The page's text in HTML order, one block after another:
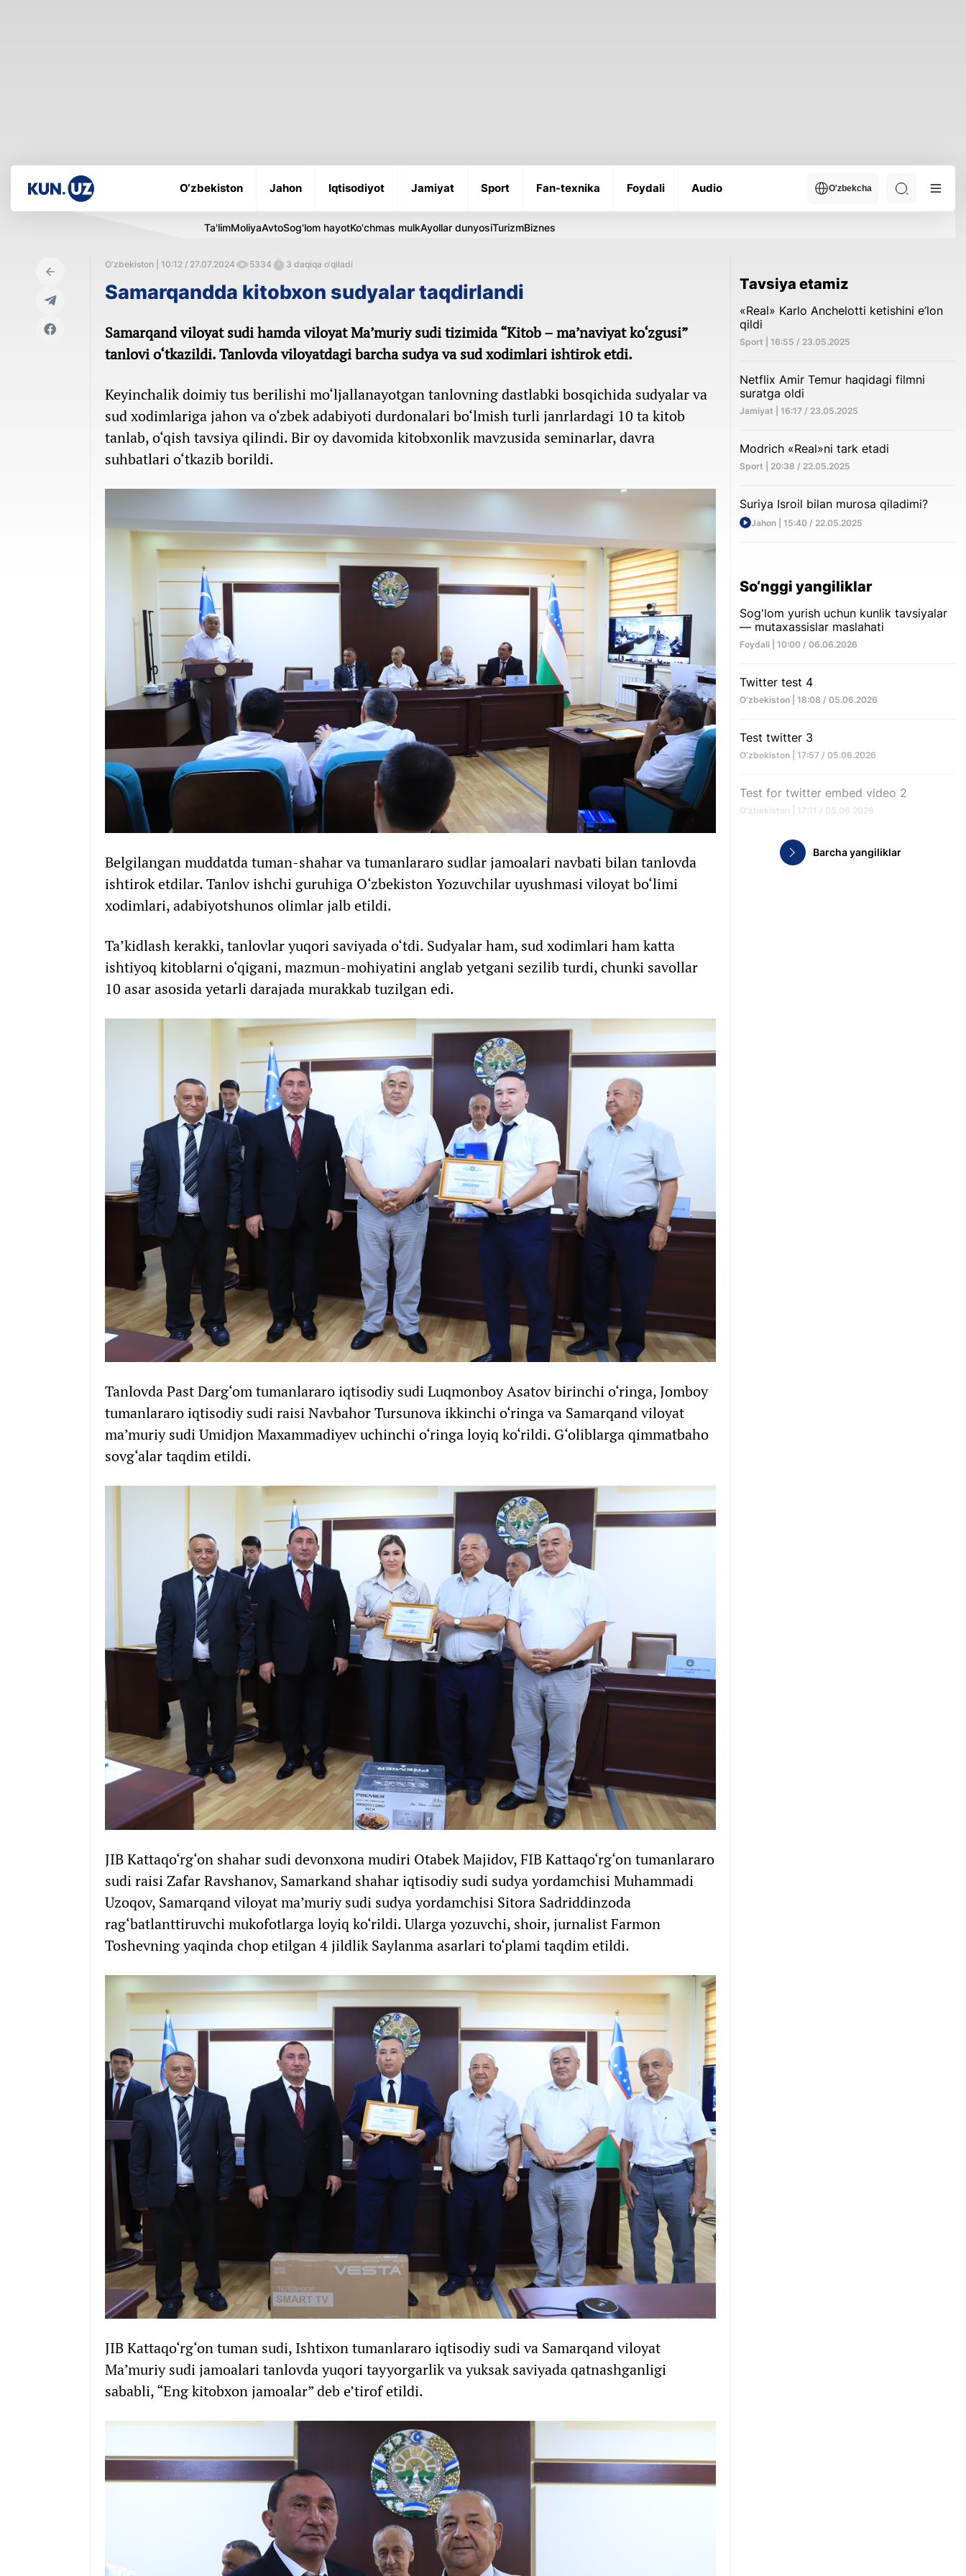
O‘zbekiston Jahon Iqtisodiyot Jamiyat Sport Fan-texnika Foydali Audio O'zbekcha
Ta'limMoliyaAvtoSog'lom hayotKo'chmas mulkAyollar dunyosiTurizmBiznes
O‘zbekiston | 10:12 / 27.07.2024 5334 3 daqiqa o‘qiladi
Samarqandda kitobxon sudyalar taqdirlandi
Samarqand viloyat sudi hamda viloyat Ma’muriy sudi tizimida “Kitob – ma’naviyat ko‘zgusi”
tanlovi o‘tkazildi. Tanlovda viloyatdagi barcha sudya va sud xodimlari ishtirok etdi.
Keyinchalik doimiy tus berilishi mo‘ljallanayotgan tanlovning dastlabki bosqichida sudyalar va
sud xodimlariga jahon va o‘zbek adabiyoti durdonalari bo‘lmish turli janrlardagi 10 ta kitob
tanlab, o‘qish tavsiya qilindi. Bir oy davomida kitobxonlik mavzusida seminarlar, davra
suhbatlari o‘tkazib borildi.
Belgilangan muddatda tuman-shahar va tumanlararo sudlar jamoalari navbati bilan tanlovda
ishtirok etdilar. Tanlov ishchi guruhiga O‘zbekiston Yozuvchilar uyushmasi viloyat bo‘limi
xodimlari, adabiyotshunos olimlar jalb etildi.
Ta’kidlash kerakki, tanlovlar yuqori saviyada o‘tdi. Sudyalar ham, sud xodimlari ham katta
ishtiyoq kitoblarni o‘qigani, mazmun-mohiyatini anglab yetgani sezilib turdi, chunki savollar
10 asar asosida yetarli darajada murakkab tuzilgan edi.
Tanlovda Past Darg‘om tumanlararo iqtisodiy sudi Luqmonboy Asatov birinchi o‘ringa, Jomboy
tumanlararo iqtisodiy sudi raisi Navbahor Tursunova ikkinchi o‘ringa va Samarqand viloyat
ma’muriy sudi Umidjon Maxammadiyev uchinchi o‘ringa loyiq ko‘rildi. G‘oliblarga qimmatbaho
sovg‘alar taqdim etildi.
JIB Kattaqo‘rg‘on shahar sudi devonxona mudiri Otabek Majidov, FIB Kattaqo‘rg‘on tumanlararo
sudi raisi Zafar Ravshanov, Samarkand shahar iqtisodiy sudi sudya yordamchisi Muhammadi
Uzoqov, Samarqand viloyat ma’muriy sudi sudya yordamchisi Sitora Sadriddinzoda
rag‘batlanttiruvchi mukofotlarga loyiq ko‘rildi. Ularga yozuvchi, shoir, jurnalist Farmon
Toshevning yaqinda chop etilgan 4 jildlik Saylanma asarlari to‘plami taqdim etildi.
JIB Kattaqo‘rg‘on tuman sudi, Ishtixon tumanlararo iqtisodiy sudi va Samarqand viloyat
Ma’muriy sudi jamoalari tanlovda yuqori tayyorgarlik va yuksak saviyada qatnashganligi
sababli, “Eng kitobxon jamoalar” deb e’tirof etildi.
Tavsiya etamiz
«Real» Karlo Anchelotti ketishini e’lon
qildi
Sport | 16:55 / 23.05.2025
Netflix Amir Temur haqidagi filmni
suratga oldi
Jamiyat | 16:17 / 23.05.2025
Modrich «Real»ni tark etadi
Sport | 20:38 / 22.05.2025
Suriya Isroil bilan murosa qiladimi?
Jahon | 15:40 / 22.05.2025
So‘nggi yangiliklar
Sog'lom yurish uchun kunlik tavsiyalar
— mutaxassislar maslahati
Foydali | 10:00 / 06.06.2026
Twitter test 4
O‘zbekiston | 18:08 / 05.06.2026
Test twitter 3
O‘zbekiston | 17:57 / 05.06.2026
Test for twitter embed video 2
O‘zbekiston | 17:11 / 05.06.2026
Barcha yangiliklar